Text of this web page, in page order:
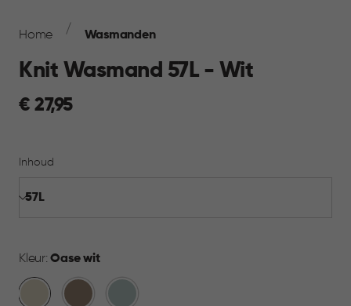
Navigation
Home Wasmanden
Knit Wasmand 57L - Wit
€
€ 27,95
Inhoud
Kleur:Oase wit
Oase
Bruin
Mistig